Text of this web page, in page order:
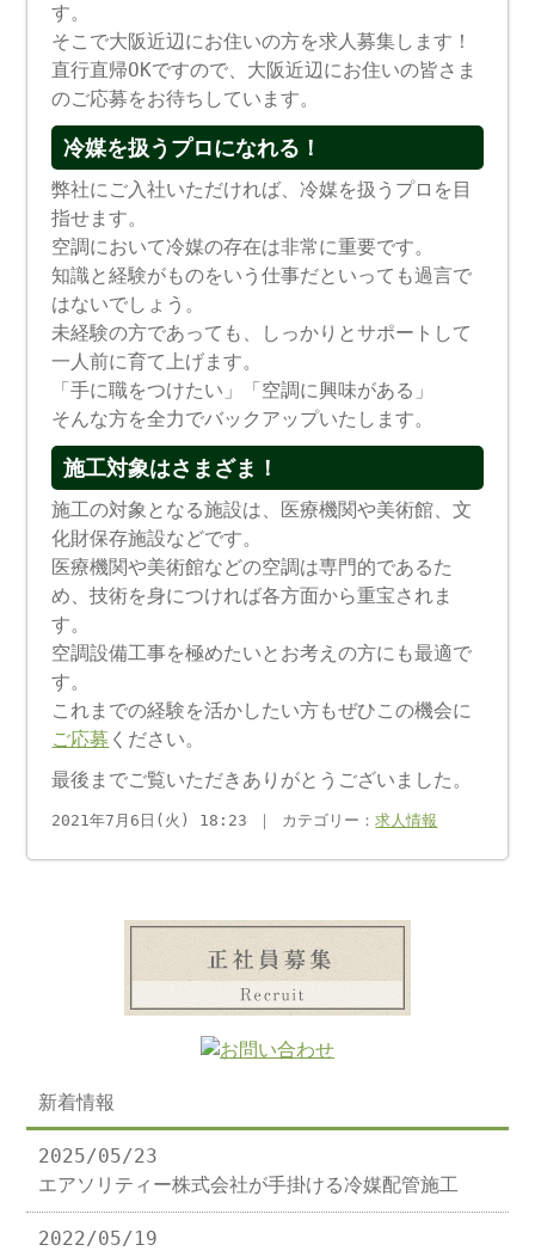
す。
そこで大阪近辺にお住いの方を求人募集します！
直行直帰OKですので、大阪近辺にお住いの皆さま
のご応募をお待ちしています。
冷媒を扱うプロになれる！
弊社にご入社いただければ、冷媒を扱うプロを目
指せます。
空調において冷媒の存在は非常に重要です。
知識と経験がものをいう仕事だといっても過言で
はないでしょう。
未経験の方であっても、しっかりとサポートして
一人前に育て上げます。
「手に職をつけたい」「空調に興味がある」
そんな方を全力でバックアップいたします。
施工対象はさまざま！
施工の対象となる施設は、医療機関や美術館、文
化財保存施設などです。
医療機関や美術館などの空調は専門的であるた
め、技術を身につければ各方面から重宝されま
す。
空調設備工事を極めたいとお考えの方にも最適で
す。
これまでの経験を活かしたい方もぜひこの機会に
ご応募 ください。
最後までご覧いただきありがとうございました。
2021年7月6日(火) 18:23 ｜ カテゴリー：求人情報
新着情報
2025/05/23
エアソリティー株式会社が手掛ける冷媒配管施工
2022/05/19